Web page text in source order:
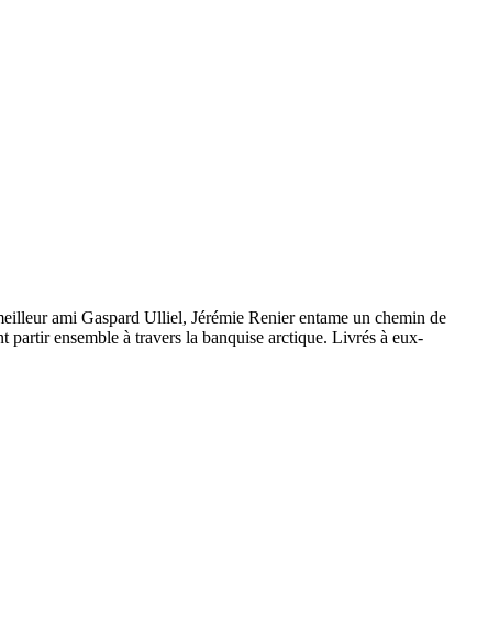
ami Gaspard Ulliel, Jérémie Renier entame un chemin de
ensemble à travers la banquise arctique. Livrés à eux-